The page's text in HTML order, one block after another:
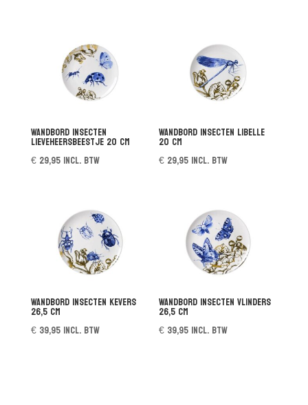
Wandbord Insecten
Lieveheersbeestje 20 cm
€29,95 incl. btw
Wandbord Insecten Libelle
20 cm
€ 29,95 incl. btw
Wandbord Insecten Kevers
26,5 cm
€39,95 incl. btw
Wandbord Insecten Vlinders
26,5 cm
€ 39,95 incl. btw